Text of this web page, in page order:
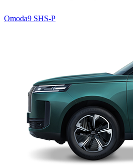
Omoda9 SHS-P